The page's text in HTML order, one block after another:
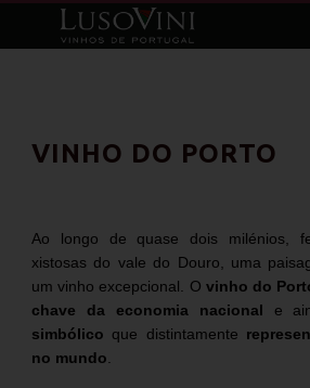
VINHO DO PORTO
Ao longo de quase dois milénios,
xistosas do vale do Douro, uma
um vinho excepcional. O vinho do
chave da economia nacional e
simbólico que distintamente
no mundo